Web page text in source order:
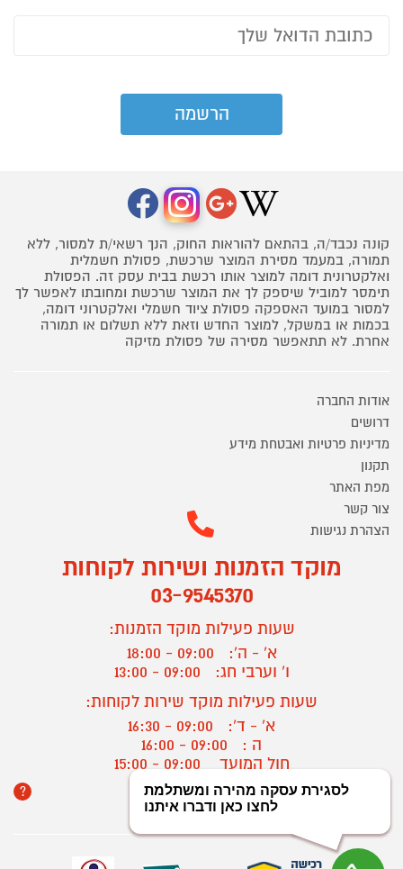
קונה נכבד/ה, בהתאם להוראות החוק, הנך רשאי/ת למסור, ללא
תמורה, במעמד מסירת המוצר שרכשת, פסולת חשמלית
ואלקטרונית דומה למוצר אותו רכשת בבית עסק זה. הפסולת
תימסר למוביל שיספק לך את המוצר שרכשת ומחובתו לאפשר לך
למסור במועד האספקה פסולת ציוד חשמלי ואלקטרוני דומה,
בכמות או במשקל, למוצר החדש וזאת ללא תשלום או תמורה
אחרת. לא תתאפשר מסירה של פסולת מזיקה
אודות החברה
דרושים
מדיניות פרטיות ואבטחת מידע
תקנון
מפת האתר
צור קשר
הצהרת נגישות
מוקד הזמנות ושירות לקוחות
03-9545370
שעות פעילות מוקד הזמנות:
א' - ה':
09:00 - 18:00
ו' וערבי חג:
09:00 - 13:00
שעות פעילות מוקד שירות לקוחות:
א' - ד':
09:00 - 16:30
ה :
09:00 - 16:00
חול המועד
? יצירת קשר/ביטול הזמנה